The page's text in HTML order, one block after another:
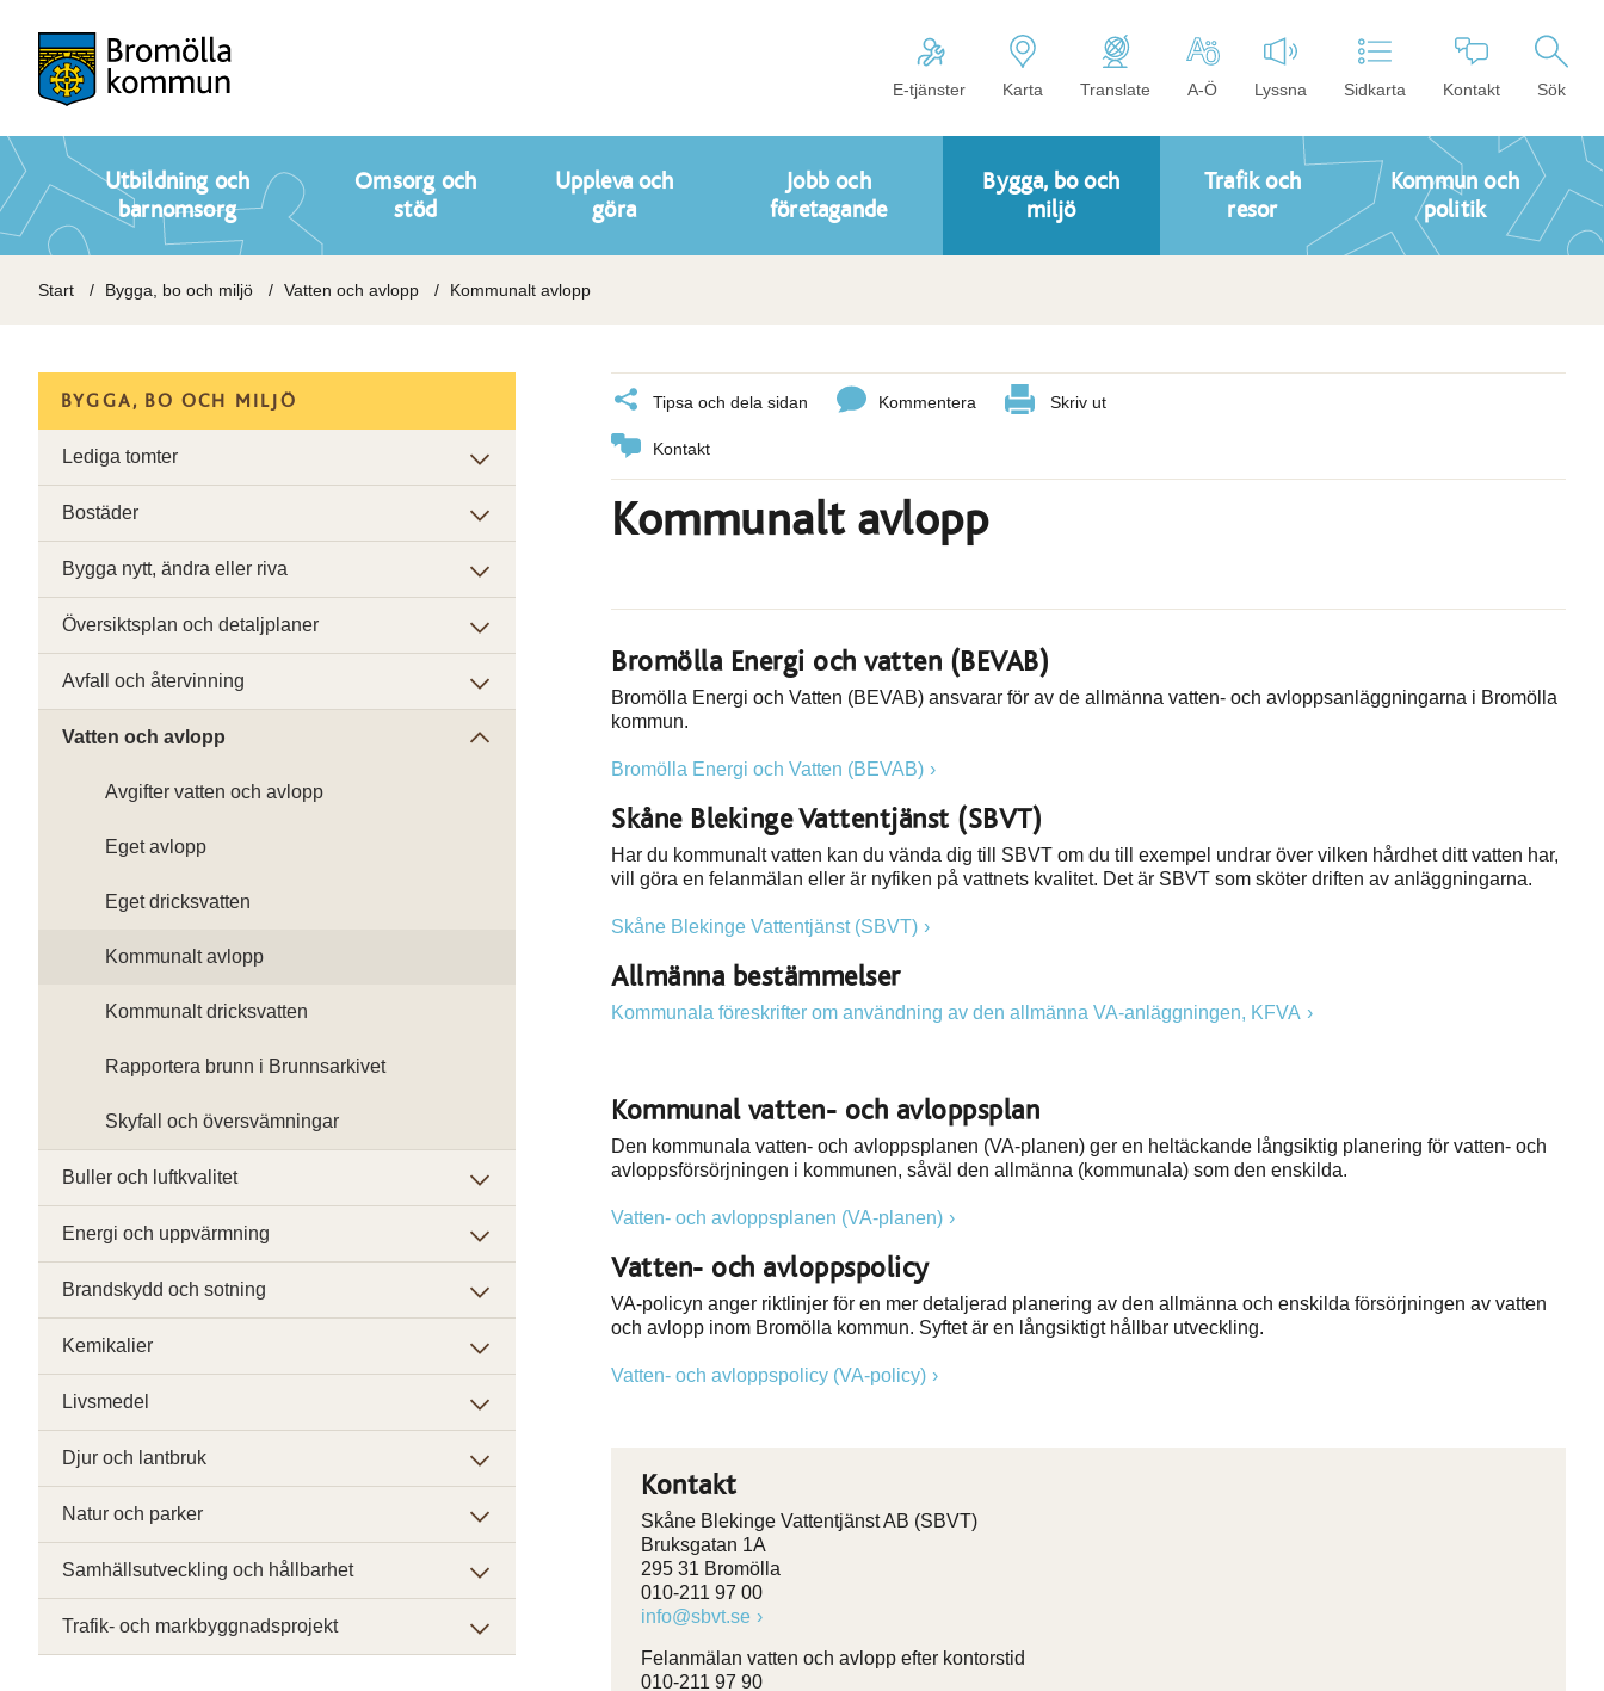
E-tjänster Karta Translate A-Ö Lyssna Sidkarta Kontakt Sök
Utbildning och
barnomsorg
Omsorg och
stöd
Uppleva och
göra
Jobb och
företagande
Bygga, bo och
miljö
Trafik och
resor
Kommun och
politik
Start Bygga, bo och miljö Vatten och avlopp Kommunalt avlopp
Tipsa och dela sidan Kommentera Skriv ut
Kontakt
Kommunalt avlopp
Bromölla Energi och vatten (BEVAB)
Bromölla Energi och Vatten (BEVAB) ansvarar för av de allmänna vatten- och avloppsanläggningarna i Bromölla
kommun.
Bromölla Energi och Vatten (BEVAB)
Skåne Blekinge Vattentjänst (SBVT)
Har du kommunalt vatten kan du vända dig till SBVT om du till exempel undrar över vilken hårdhet ditt vatten har,
vill göra en felanmälan eller är nyfiken på vattnets kvalitet. Det är SBVT som sköter driften av anläggningarna.
Skåne Blekinge Vattentjänst (SBVT)
Allmänna bestämmelser
Kommunala föreskrifter om användning av den allmänna VA-anläggningen, KFVA
Kommunal vatten- och avloppsplan
Den kommunala vatten- och avloppsplanen (VA-planen) ger en heltäckande långsiktig planering för vatten- och
avloppsförsörjningen i kommunen, såväl den allmänna (kommunala) som den enskilda.
Vatten- och avloppsplanen (VA-planen)
Vatten- och avloppspolicy
VA-policyn anger riktlinjer för en mer detaljerad planering av den allmänna och enskilda försörjningen av vatten
och avlopp inom Bromölla kommun. Syftet är en långsiktigt hållbar utveckling.
Vatten- och avloppspolicy (VA-policy)
Kontakt
Skåne Blekinge Vattentjänst AB (SBVT)
Bruksgatan 1A
295 31 Bromölla
010-211 97 00
info@sbvt.se
Felanmälan vatten och avlopp efter kontorstid
010-211 97 90
BYGGA, BO OCH MILJÖ
Lediga tomter
Bostäder
Bygga nytt, ändra eller riva
Översiktsplan och detaljplaner
Avfall och återvinning
Vatten och avlopp
Avgifter vatten och avlopp
Eget avlopp
Eget dricksvatten
Kommunalt avlopp
Kommunalt dricksvatten
Rapportera brunn i Brunnsarkivet
Skyfall och översvämningar
Buller och luftkvalitet
Energi och uppvärmning
Brandskydd och sotning
Kemikalier
Livsmedel
Djur och lantbruk
Natur och parker
Samhällsutveckling och hållbarhet
Trafik- och markbyggnadsprojekt